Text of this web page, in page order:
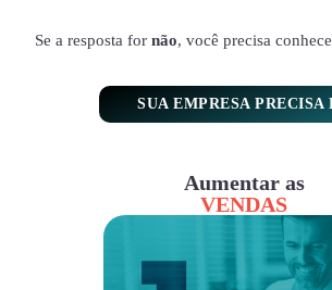
Se a resposta for não, você precisa
SUA EMPRESA PRECISA
Aumentar as
VENDAS